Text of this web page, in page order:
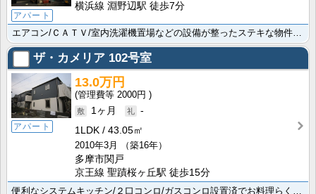
アパート
横浜線 淵野辺駅 徒歩7分
エアコン/ＣＡＴＶ/室内洗濯機置場などの設備が整ったステキな物件で快適に過ごせます 素敵な1K/19･･･
ザ・カメリア 102号室
アパート
13.0万円
2000円
1ヶ月
-
1LDK
43.05㎡
2010年3月
（築16年）
多摩市関戸
京王線 聖蹟桜ヶ丘駅 徒歩15分